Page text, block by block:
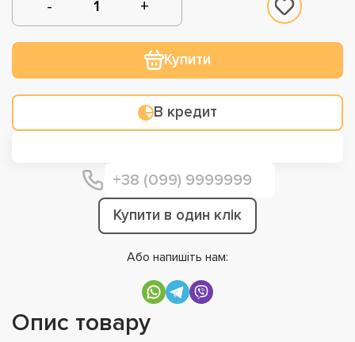
Купити
В кредит
Купити в один клік
Або напишіть нам:
Опис товару